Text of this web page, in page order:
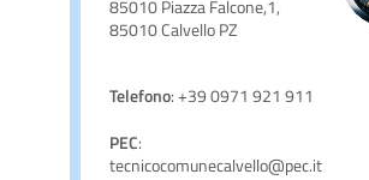
85010 Piazza Falcone,1,
85010 Calvello PZ
Telefono: +39 0971 921 911
PEC:
tecnicocomunecalvello@pec.it